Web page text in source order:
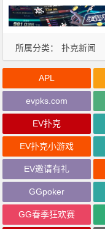
所属分类： 扑克新闻
APL
evpks.com
EV扑克
EV扑克小游戏
EV邀请有礼
GGpoker
GG春季狂欢赛